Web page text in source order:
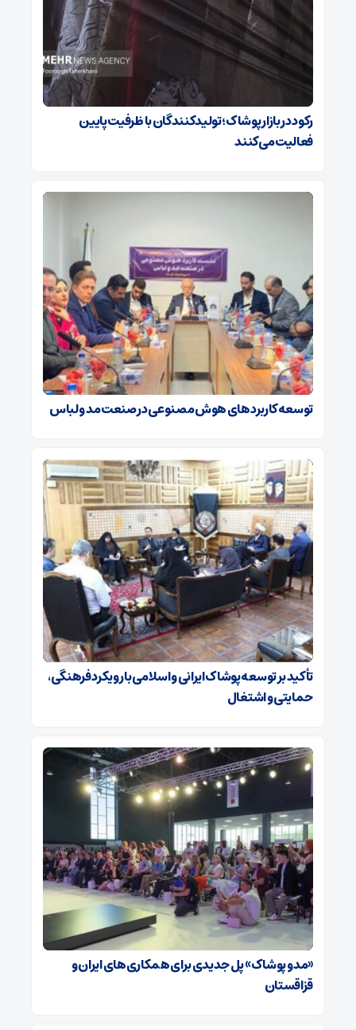
رکود در بازار پوشاک؛ تولیدکنندگان با ظرفیت پایین
فعالیت می‌کنند
توسعه کاربردهای هوش مصنوعی در صنعت مد و لباس
تأکید بر توسعه پوشاک ایرانی و اسلامی با رویکرد فرهنگی،
حمایتی و اشتغال
«مد و پوشاک» پل جدیدی برای همکاری‌های ایران و
قزاقستان